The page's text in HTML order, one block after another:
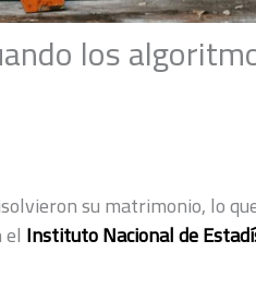
los
su matrimonio, lo
Instituto Nacional de